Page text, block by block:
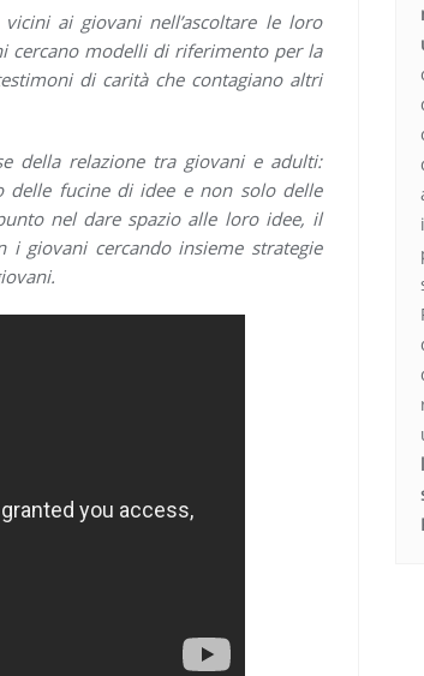
ai giovani nell’ascoltare le loro
cercano modelli di riferimento per la
di carità che contagiano altri
della relazione tra giovani e adulti:
delle fucine di idee e non solo delle
nel dare spazio alle loro idee, il
giovani cercando insieme strategie